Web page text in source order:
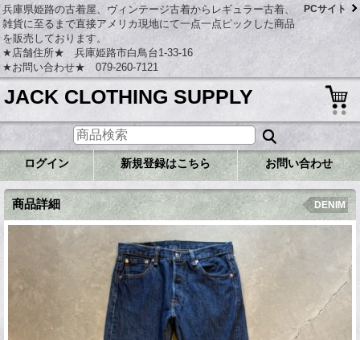
兵庫県姫路の古着屋、ヴィンテージ古着からレギュラー古着、
雑貨に至るまで直接アメリカ現地にて一点一点ピックした商品
を販売しております。
★店舗住所★ 兵庫姫路市白鳥台1-33-16
★お問い合わせ★ 079-260-7121
PCサイト
JACK CLOTHING SUPPLY
ログイン 新規登録はこちら お問い合わせ
商品詳細 DENIM